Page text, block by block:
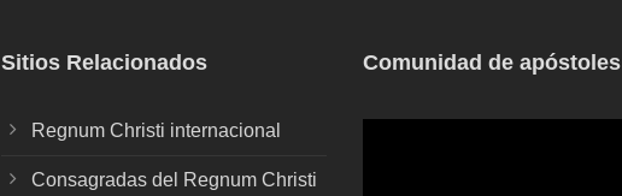
Sitios Relacionados
Regnum Christi internacional
Consagradas del Regnum Christi
Comunidad de apóstoles